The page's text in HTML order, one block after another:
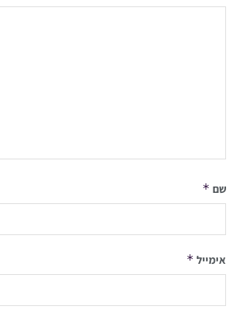
שם *
אימייל *